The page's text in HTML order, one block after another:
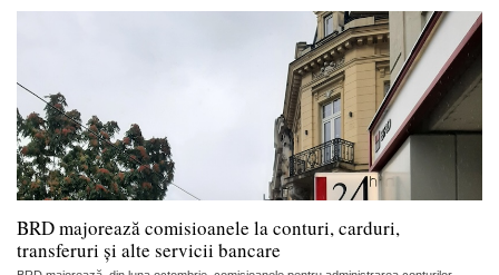
BRD majorează comisioanele la conturi, carduri,
transferuri și alte servicii bancare